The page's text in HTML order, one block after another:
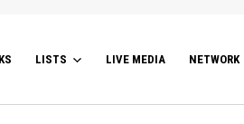
LISTS LIVE MEDIA NETWORK